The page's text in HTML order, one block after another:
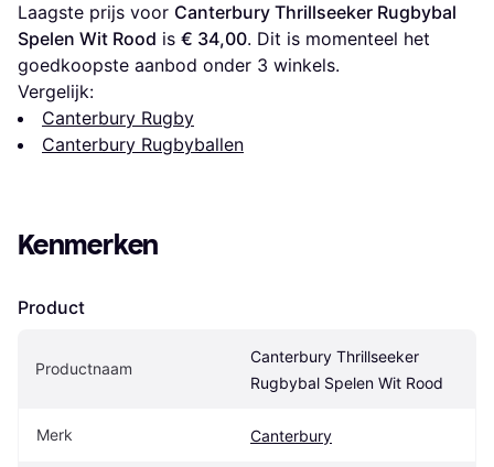
Laagste prijs voor Canterbury Thrillseeker Rugbybal
Spelen Wit Rood is € 34,00. Dit is momenteel het
goedkoopste aanbod onder 3 winkels.
Vergelijk:
Canterbury Rugby
Canterbury Rugbyballen
Kenmerken
Product
Productnaam
Canterbury Thrillseeker
Rugbybal Spelen Wit Rood
Merk Canterbury